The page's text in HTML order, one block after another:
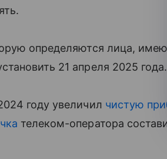
определяются лица,
21 апреля 2025 года.
году увеличил чистую
телеком-оператора